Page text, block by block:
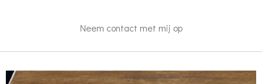
Neem contact met mij op